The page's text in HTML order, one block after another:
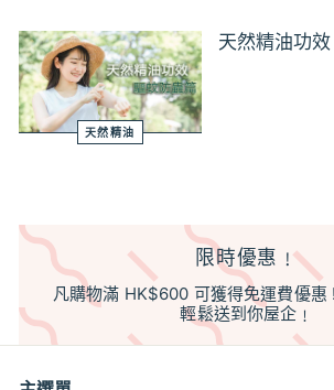
天然精油
天然精油功
限時優惠﹗
凡購物滿 HK$600 可獲得免運費優惠
輕鬆送到你屋企﹗